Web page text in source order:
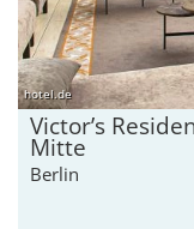
hotel.de
Victor’s
Mitte
Berlin